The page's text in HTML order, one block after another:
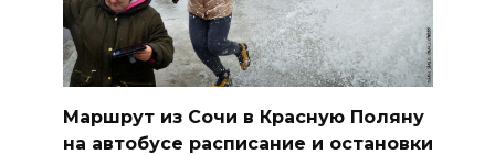
Маршрут из Сочи в Красную Поляну
на автобусе расписание и остановки